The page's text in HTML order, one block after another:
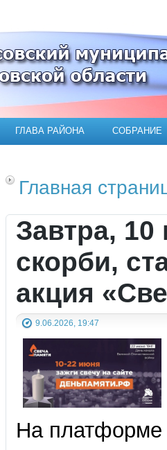
Марксовского
ГЛАВА РАЙОНА СОБРАНИЕ
Главная
Завтра,
скорби,
акция
9.06.2026, 19:47
На платформе